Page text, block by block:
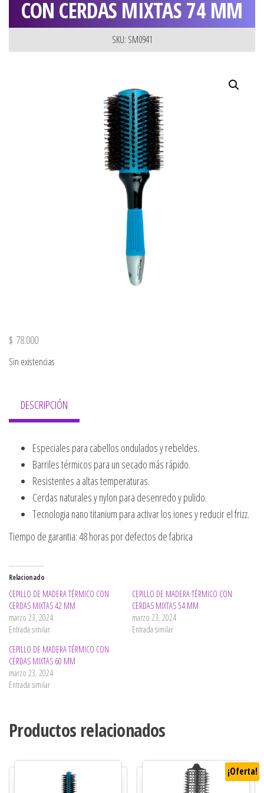
CON CERDAS MIXTAS 74 MM
SKU: SM0941
$ 78.000
Sin existencias
DESCRIPCIÓN
Especiales para cabellos ondulados y rebeldes.
Barriles térmicos para un secado más rápido.
Resistentes a altas temperaturas.
Cerdas naturales y nylon para desenredo y pulido.
Tecnologia nano titanium para activar los iones y reducir el frizz.
Tiempo de garantia: 48 horas por defectos de fabrica
Relacionado
CEPILLO DE MADERA TÉRMICO CON
CERDAS MIXTAS 42 MM
marzo 23, 2024
Entrada similar
CEPILLO DE MADERA TÉRMICO CON
CERDAS MIXTAS 54 MM
marzo 23, 2024
Entrada similar
CEPILLO DE MADERA TÉRMICO CON
CERDAS MIXTAS 60 MM
marzo 23, 2024
Entrada similar
Productos relacionados
¡Oferta!